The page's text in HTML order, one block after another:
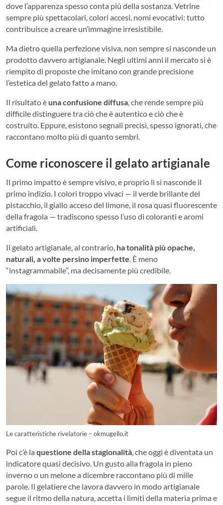
dove l’apparenza spesso conta più della sostanza. Vetrine
sempre più spettacolari, colori accesi, nomi evocativi: tutto
contribuisce a creare un’immagine irresistibile.
Ma dietro quella perfezione visiva, non sempre si nasconde un
prodotto davvero artigianale. Negli ultimi anni il mercato si è
riempito di proposte che imitano con grande precisione
l’estetica del gelato fatto a mano.
Il risultato è una confusione diffusa , che rende sempre più
difficile distinguere tra ciò che è autentico e ciò che è
costruito. Eppure, esistono segnali precisi, spesso ignorati, che
raccontano molto più di quanto sembri.
Come riconoscere il gelato artigianale
Il primo impatto è sempre visivo, e proprio lì si nasconde il
primo indizio. I colori troppo vivaci — il verde brillante del
pistacchio, il giallo acceso del limone, il rosa quasi fluorescente
della fragola — tradiscono spesso l’uso di coloranti e aromi
artificiali.
Il gelato artigianale, al contrario, ha tonalità più opache,
naturali, a volte persino imperfette. È meno
“instagrammabile”, ma decisamente più credibile.
Le caratteristiche rivelatorie – okmugello.it
Poi c’è la questione della stagionalità, che oggi è diventata un
indicatore quasi decisivo. Un gusto alla fragola in pieno
inverno o un melone a dicembre raccontano più di mille
parole. Il gelatiere che lavora davvero in modo artigianale
segue il ritmo della natura, accetta i limiti della materia prima e